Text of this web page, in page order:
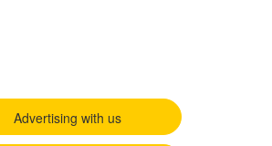
Advertising with us